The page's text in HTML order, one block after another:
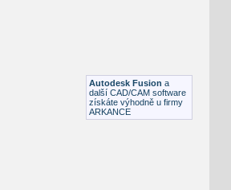
F3D Ocel
Autodesk Fusion a
další CAD/CAM software
získáte výhodně u firmy
ARKANCE